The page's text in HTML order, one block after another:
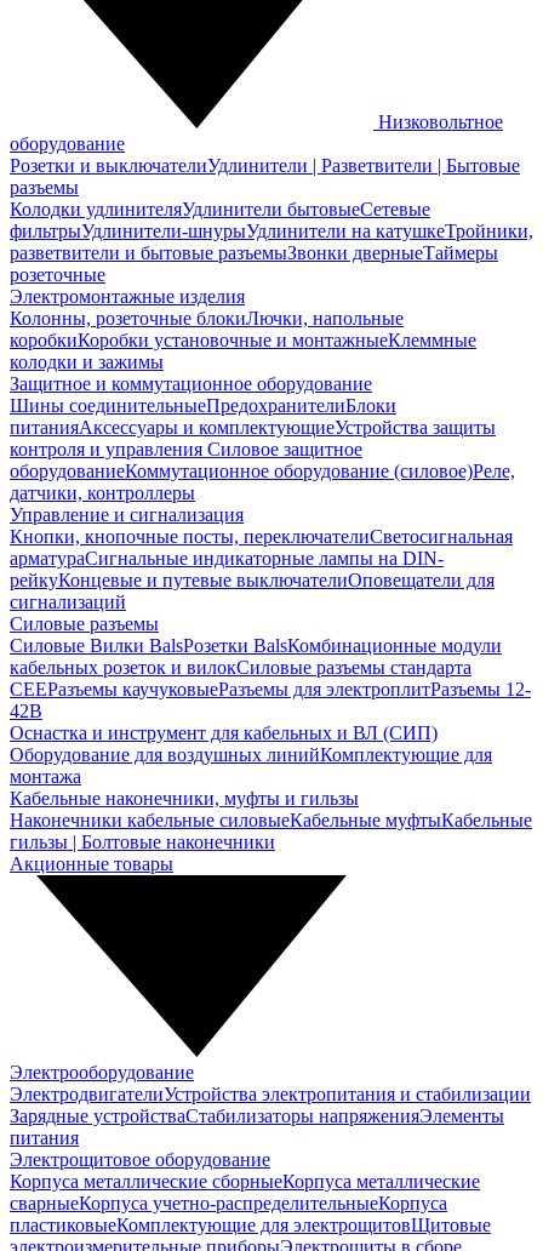
Низковольтное
оборудование
Розетки и выключателиУдлинители | Разветвители | Бытовые
разъемы
Колодки удлинителяУдлинители бытовыеСетевые
фильтрыУдлинители-шнурыУдлинители на катушкеТройники,
разветвители и бытовые разъемыЗвонки дверныеТаймеры
розеточные
Электромонтажные изделия
Колонны, розеточные блокиЛючки, напольные
коробкиКоробки установочные и монтажныеКлеммные
колодки и зажимы
Защитное и коммутационное оборудование
Шины соединительныеПредохранителиБлоки
питанияАксессуары и комплектующиеУстройства защиты
контроля и управления Силовое защитное
оборудованиеКоммутационное оборудование (силовое)Реле,
датчики, контроллеры
Управление и сигнализация
Кнопки, кнопочные посты, переключателиСветосигнальная
арматураСигнальные индикаторные лампы на DIN-
рейкуКонцевые и путевые выключателиОповещатели для
сигнализаций
Силовые разъемы
Силовые Вилки BalsРозетки BalsКомбинационные модули
кабельных розеток и вилокСиловые разъемы стандарта
CEEРазъемы каучуковыеРазъемы для электроплитРазъемы 12-
42В
Оснастка и инструмент для кабельных и ВЛ (СИП)
Оборудование для воздушных линийКомплектующие для
монтажа
Кабельные наконечники, муфты и гильзы
Наконечники кабельные силовыеКабельные муфтыКабельные
гильзы | Болтовые наконечники
Акционные товары
Электрооборудование
ЭлектродвигателиУстройства электропитания и стабилизации
Зарядные устройстваСтабилизаторы напряженияЭлементы
питания
Электрощитовое оборудование
Корпуса металлические сборныеКорпуса металлические
сварныеКорпуса учетно-распределительныеКорпуса
пластиковыеКомплектующие для электрощитовЩитовые
электроизмерительные приборыЭлектрощиты в сборе